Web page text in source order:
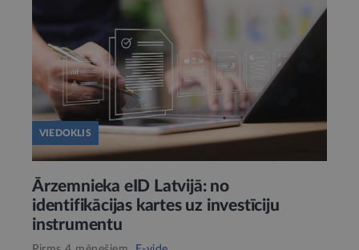
VIEDOKLIS
Ārzemnieka eID Latvijā: no
identifikācijas kartes uz investīciju
instrumentu